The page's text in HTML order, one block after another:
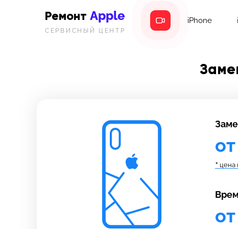
Ремонт Apple
СЕРВИСНЫЙ ЦЕНТР
iPhone
* цена